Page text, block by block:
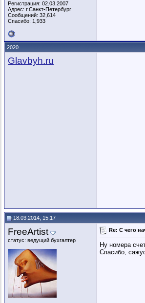
Регистрация: 02.03.2007
Адрес: г.Санкт-Петербург
Сообщений: 32,614
Спасибо: 1,933
2020
Glavbyh.ru
18.03.2014, 15:17
FreeArtist
статус: ведущий бухгалтер
Re: C чего
Ну номера
Спасибо,